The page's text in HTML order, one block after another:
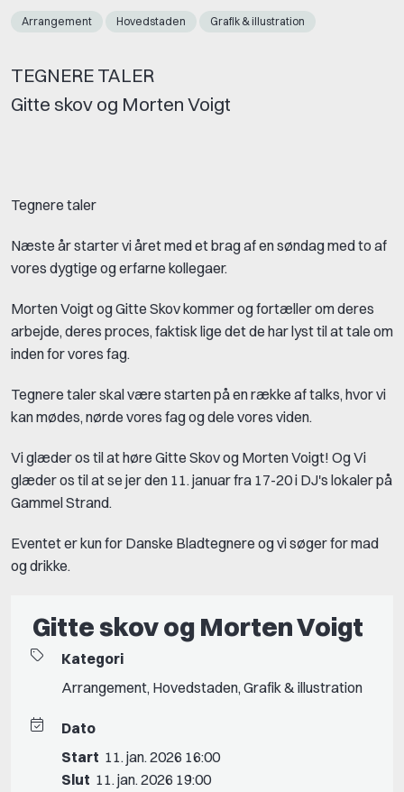
Arrangement Hovedstaden Grafik & illustration
TEGNERE TALER
Gitte skov og Morten Voigt
Tegnere taler
Næste år starter vi året med et brag af en søndag med to af
vores dygtige og erfarne kollegaer.
Morten Voigt og Gitte Skov kommer og fortæller om deres
arbejde, deres proces, faktisk lige det de har lyst til at tale om
inden for vores fag.
Tegnere taler skal være starten på en række af talks, hvor vi
kan mødes, nørde vores fag og dele vores viden.
Vi glæder os til at høre Gitte Skov og Morten Voigt! Og Vi
glæder os til at se jer den 11. januar fra 17-20 i DJ's lokaler på
Gammel Strand.
Eventet er kun for Danske Bladtegnere og vi søger for mad
og drikke.
Gitte skov og Morten Voigt
Kategori
Arrangement, Hovedstaden,Grafik & illustration
Dato
Start 11. jan. 2026 16:00
Slut 11. jan. 2026 19:00